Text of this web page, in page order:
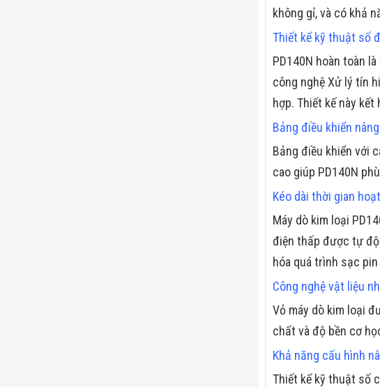
không gỉ, và có khả
Thiết kế kỹ thuật số
PD140N hoàn toàn
công nghệ Xử lý tín
hợp. Thiết kế này
Bảng điều khiển
Bảng điều khiển với
cao giúp PD140N
Kéo dài thời gian
Máy dò kim loại
điện thấp được tự
hóa quá trình sạc
Công nghệ vật liệu
Vỏ máy dò kim loại
chất và độ bền cơ
Khả năng cấu hình
Thiết kế kỹ thuật số